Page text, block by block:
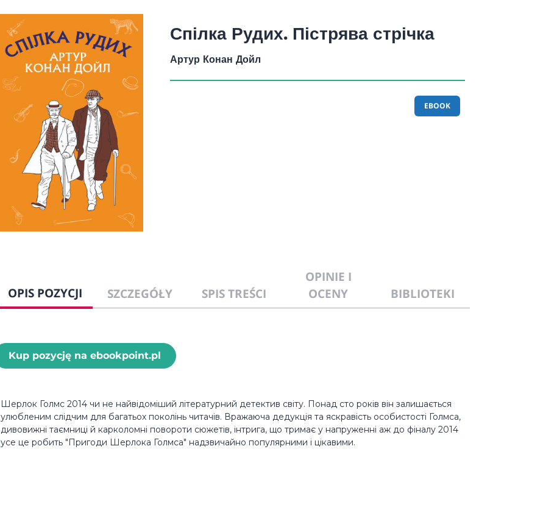
Спілка Рудих. Пістрява стрічка
Артур Конан Дойл
EBOOK
OPIS POZYCJI SZCZEGÓŁY SPIS TREŚCI
OPINIE I
OCENY
BIBLIOTEKI
Kup pozycję na ebookpoint.pl
Шерлок Голмс 2014 чи не найвідоміший літературний детектив світу. Понад сто років він залишається
улюбленим слідчим для багатьох поколінь читачів. Вражаюча дедукція та яскравість особистості Голмса,
дивовижні таємниці й карколомні повороти сюжетів, інтрига, що тримає у напруженні аж до фіналу 2014
усе це робить "Пригоди Шерлока Голмса" надзвичайно популярними і цікавими.